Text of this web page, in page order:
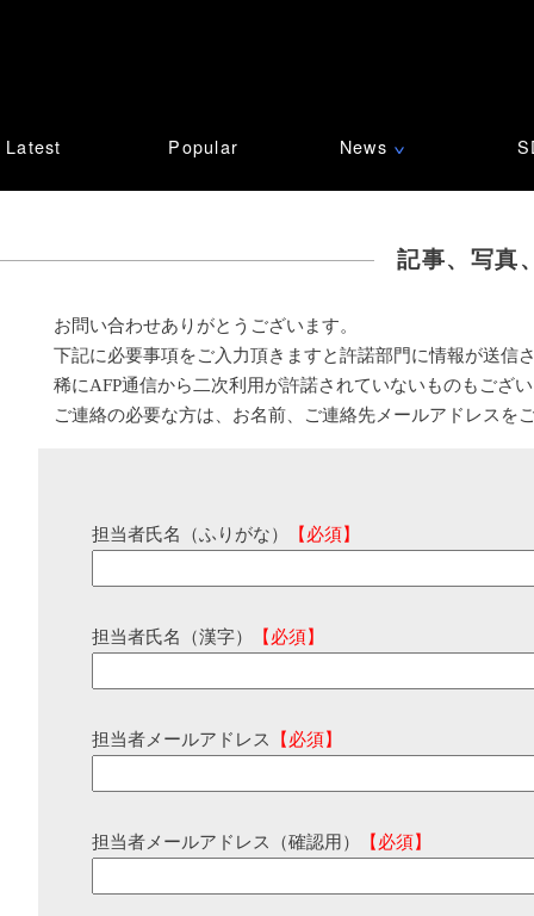
Latest Popular News ∨
記事、写真
お問い合わせありがとうございます。
下記に必要事項をご入力頂きますと許諾部門に情報が送信
稀にAFP通信から二次利用が許諾されていないものもござ
ご連絡の必要な方は、お名前、ご連絡先メールアドレスを
担当者氏名（ふりがな） 【必須】
担当者氏名（漢字） 【必須】
担当者メールアドレス 【必須】
担当者メールアドレス（確認用） 【必須】